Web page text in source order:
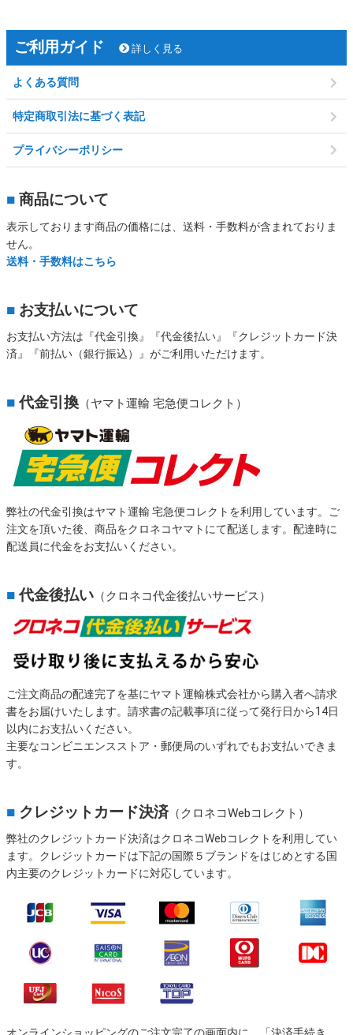
ご利用ガイド 詳しく見る
よくある質問
特定商取引法に基づく表記
プライバシーポリシー
■ 商品について
表示しております商品の価格には、送料・手数料が含まれておりま
せん。
送料・手数料はこちら
■ お支払いについて
お支払い方法は『代金引換』『代金後払い』『クレジットカード決
済』『前払い（銀行振込）』がご利用いただけます。
■代金引換 （ヤマト運輸 宅急便コレクト）
弊社の代金引換はヤマト運輸 宅急便コレクトを利用しています。ご
注文を頂いた後、商品をクロネコヤマトにて配送します。配達時に
配送員に代金をお支払いください。
■代金後払い （クロネコ代金後払いサービス）
ご注文商品の配達完了を基にヤマト運輸株式会社から購入者へ請求
書をお届けいたします。請求書の記載事項に従って発行日から14日
以内にお支払いください。
主要なコンビニエンスストア・郵便局のいずれでもお支払いできま
す。
■ クレジットカード決済 （クロネコWebコレクト）
弊社のクレジットカード決済はクロネコWebコレクトを利用してい
ます。クレジットカードは下記の国際５ブランドをはじめとする国
内主要のクレジットカードに対応しています。